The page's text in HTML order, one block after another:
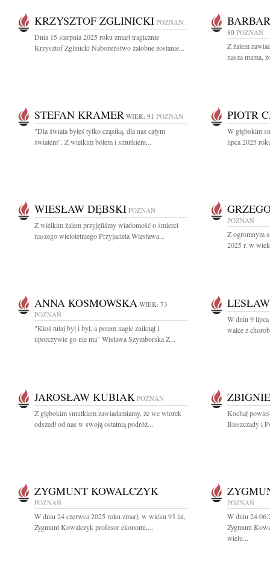
KRZYSZTOF ZGLINICKI POZNAŃ
Dnia 15 sierpnia 2025 roku zmarł tragicznie
Krzysztof Zglinicki Nabożeństwo żałobne zostanie...
80 POZNAŃ
Z żalem
nasza mama,
STEFAN KRAMER WIEK: 91 POZNAŃ
"Dla świata byłeś tylko cząstką, dla nas całym
światem". Z wielkim bólem i smutkiem...
PIOTR
W głębokim
lipca 2025
WIESŁAW DĘBSKI POZNAŃ
Z wielkim żalem przyjęliśmy wiadomość o śmierci
naszego wieloletniego Przyjaciela Wiesława...
POZNAŃ
Z ogromnym
2025 r. w
ANNA KOSMOWSKA WIEK: 73
POZNAŃ
"Ktoś tutaj był i był, a potem nagle zniknął i
uporczywie go nie ma" Wisława Szymborska Z...
W dniu 9
walce z
JAROSŁAW KUBIAK POZNAŃ
Z głębokim smutkiem zawiadamiamy, że we wtorek
odszedł od nas w swoją ostatnią podróż...
Kochał
Bieszczady i
ZYGMUNT KOWALCZYK
POZNAŃ
W dniu 24 czerwca 2025 roku zmarł, w wieku 93 lat,
Zygmunt Kowalczyk profesor ekonomi,...
POZNAŃ
W dniu
Zygmunt
wielu...